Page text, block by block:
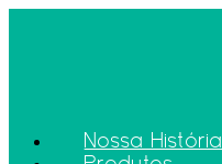
Nossa História